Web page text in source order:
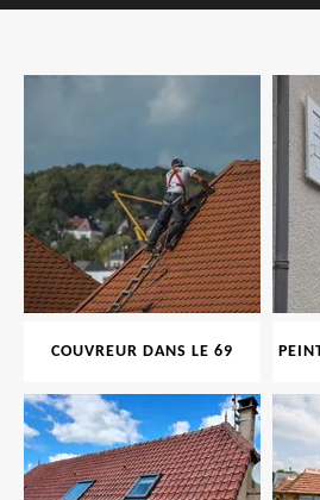
COUVREUR DANS LE 69